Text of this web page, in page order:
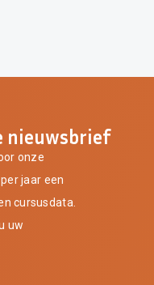
nieuwsbrief
onze
jaar een
cursusdata.
uw